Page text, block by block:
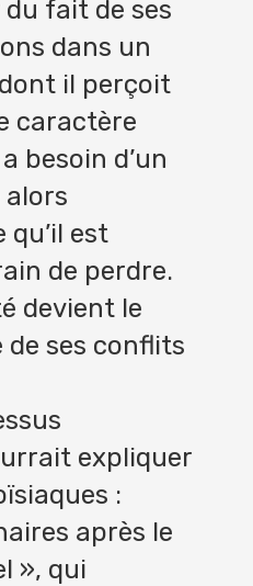
fait de ses
dans un
il perçoit
caractère
besoin d’un
alors
qu’il est
de perdre.
devient le
de ses conflits
expliquer
:
après le
», qui